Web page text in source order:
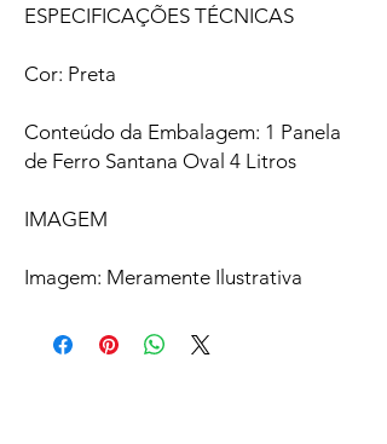
ESPECIFICAÇÕES TÉCNICAS
Cor: Preta
Conteúdo da Embalagem: 1 Panela
de Ferro Santana Oval 4 Litros
IMAGEM
Imagem: Meramente Ilustrativa